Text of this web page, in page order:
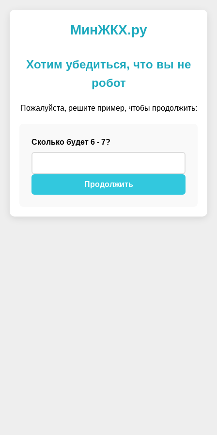
МинЖКХ.ру
Хотим убедиться, что вы не
робот
Пожалуйста, решите пример, чтобы продолжить:
Сколько будет 6 - 7?
Продолжить